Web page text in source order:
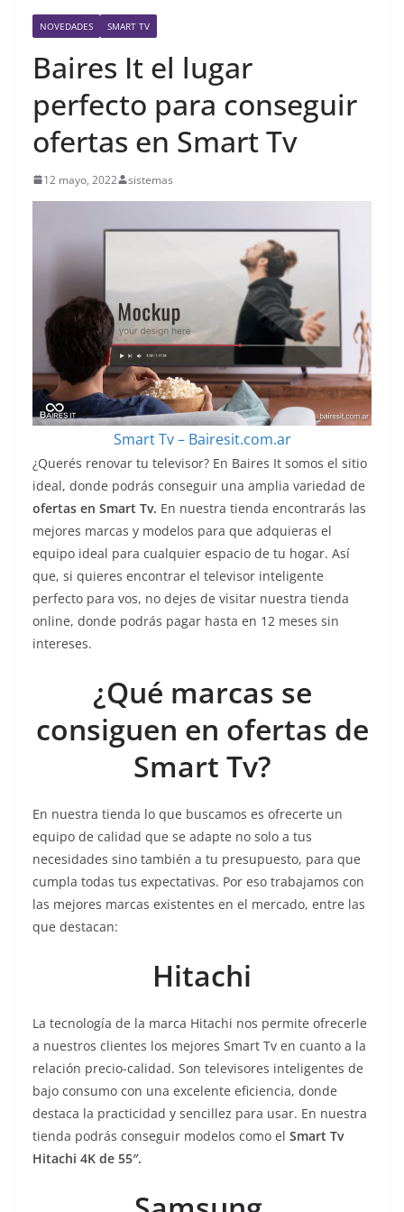
NOVEDADES SMART TV
Baires It el lugar
perfecto para conseguir
ofertas en Smart Tv
12 mayo, 2022 sistemas
Smart Tv – Bairesit.com.ar
¿Querés renovar tu televisor? En Baires It somos el sitio
ideal, donde podrás conseguir una amplia variedad de
ofertas en Smart Tv. En nuestra tienda encontrarás las
mejores marcas y modelos para que adquieras el
equipo ideal para cualquier espacio de tu hogar. Así
que, si quieres encontrar el televisor inteligente
perfecto para vos, no dejes de visitar nuestra tienda
online, donde podrás pagar hasta en 12 meses sin
intereses.
¿Qué marcas se
consiguen en ofertas de
Smart Tv?
En nuestra tienda lo que buscamos es ofrecerte un
equipo de calidad que se adapte no solo a tus
necesidades sino también a tu presupuesto, para que
cumpla todas tus expectativas. Por eso trabajamos con
las mejores marcas existentes en el mercado, entre las
que destacan:
Hitachi
La tecnología de la marca Hitachi nos permite ofrecerle
a nuestros clientes los mejores Smart Tv en cuanto a la
relación precio-calidad. Son televisores inteligentes de
bajo consumo con una excelente eficiencia, donde
destaca la practicidad y sencillez para usar. En nuestra
tienda podrás conseguir modelos como el Smart Tv
Hitachi 4K de 55″.